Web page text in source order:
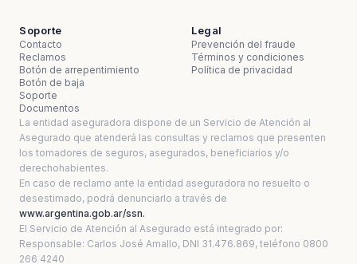
Soporte
Contacto
Reclamos
Botón de arrepentimiento
Botón de baja
Soporte
Documentos
Legal
Prevención del fraude
Términos y condiciones
Política de privacidad
La entidad aseguradora dispone de un Servicio de Atención al
Asegurado que atenderá las consultas y reclamos que presenten
los tomadores de seguros, asegurados, beneficiarios y/o
derechohabientes.
En caso de reclamo ante la entidad aseguradora no resuelto o
desestimado, podrá denunciarlo a través de
www.argentina.gob.ar/ssn.
El Servicio de Atención al Asegurado está integrado por:
Responsable: Carlos José Amallo, DNI 31.476.869, teléfono 0800
266 4240